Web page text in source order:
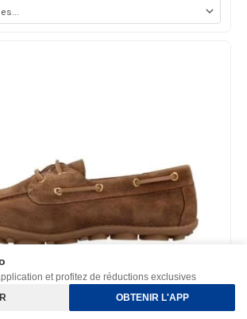
Tri et Filtres
et profitez de réductions exclusives
OBTENIR L'APP